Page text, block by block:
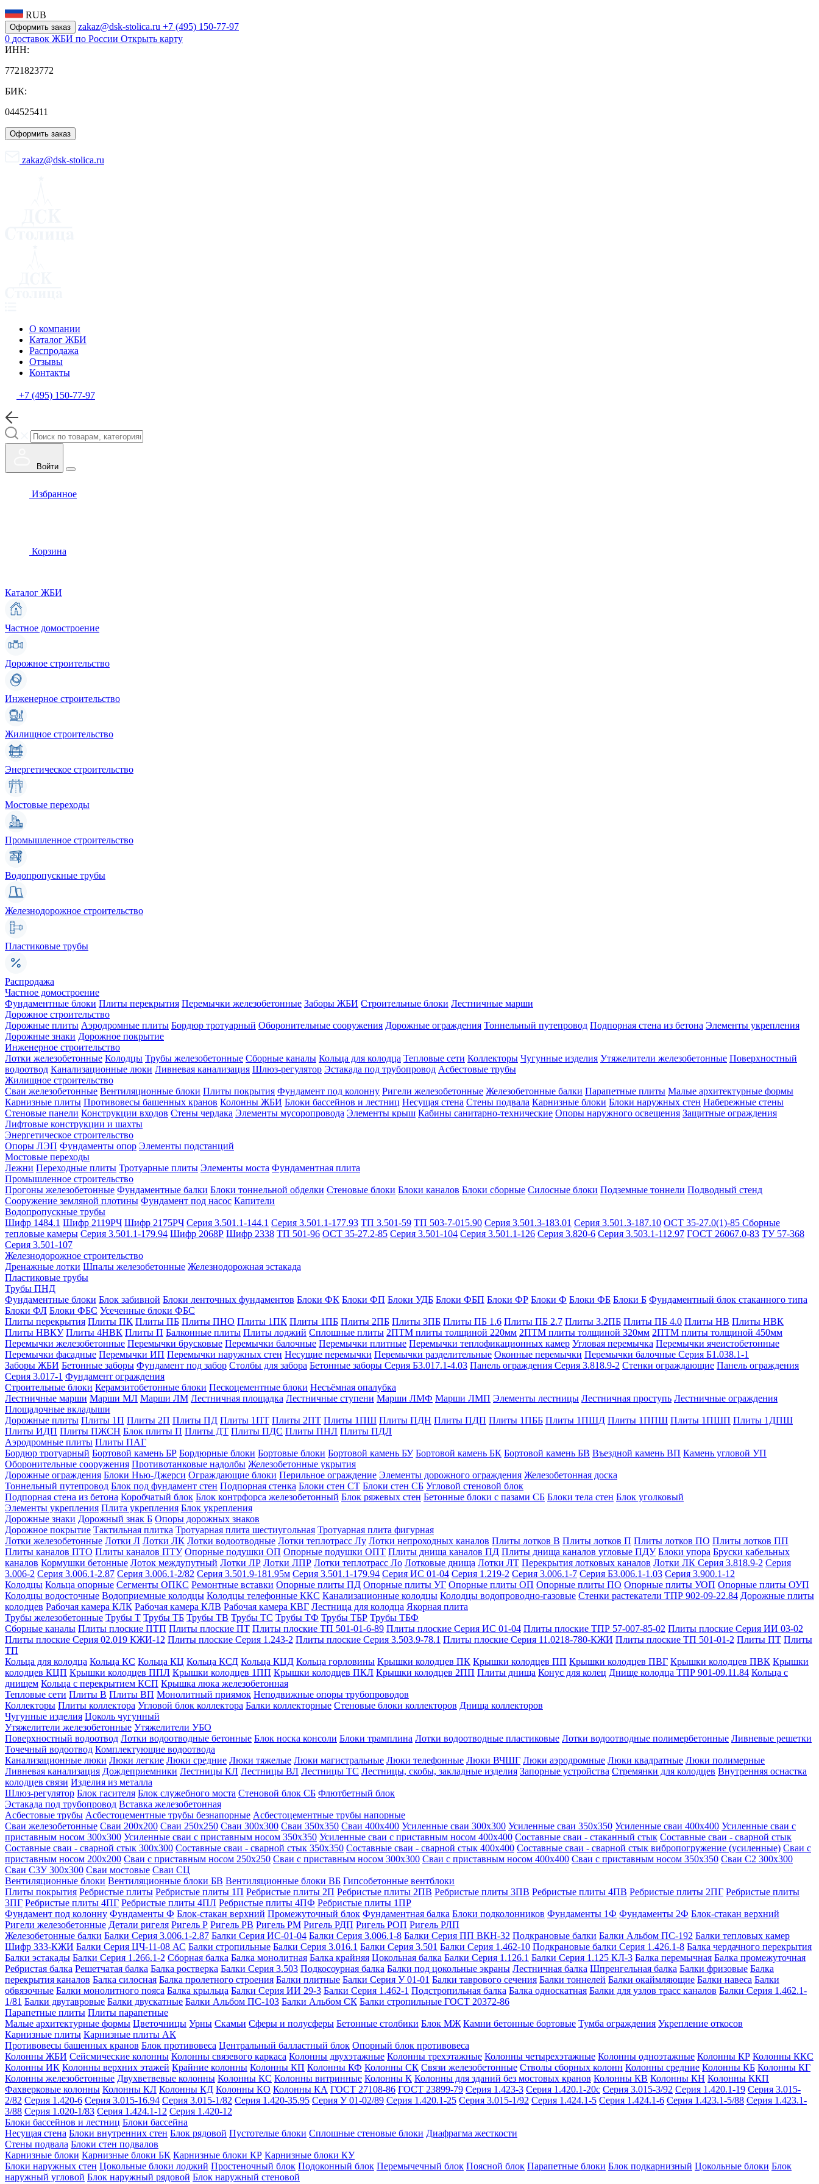
RUB
Оформить заказ zakaz@dsk-stolica.ru +7 (495) 150-77-97
0 доставок ЖБИ по России Открыть карту
ИНН:
7721823772
БИК:
044525411
Оформить заказ
zakaz@dsk-stolica.ru
О компании
Каталог ЖБИ
Распродажа
Отзывы
Контакты
+7 (495) 150-77-97
Войти
Избранное
Корзина
Каталог ЖБИ
Частное домостроение
Дорожное строительство
Инженерное строительство
Жилищное строительство
Энергетическое строительство
Мостовые переходы
Промышленное строительство
Водопропускные трубы
Железнодорожное строительство
Пластиковые трубы
Распродажа
Частное домостроение
Фундаментные блоки Плиты перекрытия Перемычки железобетонные Заборы ЖБИ Строительные блоки Лестничные марши
Дорожное строительство
Дорожные плиты Аэродромные плиты Бордюр тротуарный Оборонительные сооружения Дорожные ограждения Тоннельный путепровод Подпорная стена из бетона Элементы укрепления
Дорожные знаки Дорожное покрытие
Инженерное строительство
Лотки железобетонные Колодцы Трубы железобетонные Сборные каналы Кольца для колодца Тепловые сети Коллекторы Чугунные изделия Утяжелители железобетонные Поверхностный
водоотвод Канализационные люки Ливневая канализация Шлюз-регулятор Эстакада под трубопровод Асбестовые трубы
Жилищное строительство
Сваи железобетонные Вентиляционные блоки Плиты покрытия Фундамент под колонну Ригели железобетонные Железобетонные балки Парапетные плиты Малые архитектурные формы
Карнизные плиты Противовесы башенных кранов Колонны ЖБИ Блоки бассейнов и лестниц Несущая стена Стены подвала Карнизные блоки Блоки наружных стен Набережные стены
Стеновые панели Конструкции входов Стены чердака Элементы мусоропровода Элементы крыш Кабины санитарно-технические Опоры наружного освещения Защитные ограждения
Лифтовые конструкции и шахты
Энергетическое строительство
Опоры ЛЭП Фундаменты опор Элементы подстанций
Мостовые переходы
Лежни Переходные плиты Тротуарные плиты Элементы моста Фундаментная плита
Промышленное строительство
Прогоны железобетонные Фундаментные балки Блоки тоннельной обделки Стеновые блоки Блоки каналов Блоки сборные Силосные блоки Подземные тоннели Подводный стенд
Сооружение земляной плотины Фундамент под насос Капители
Водопропускные трубы
Шифр 1484.1 Шифр 2119РЧ Шифр 2175РЧ Серия 3.501.1-144.1 Серия 3.501.1-177.93 ТП 3.501-59 ТП 503-7-015.90 Серия 3.501.3-183.01 Серия 3.501.3-187.10 ОСТ 35-27.0(1)-85 Сборные
тепловые камеры Серия 3.501.1-179.94 Шифр 2068Р Шифр 2338 ТП 501-96 ОСТ 35-27.2-85 Серия 3.501-104 Серия 3.501.1-126 Серия 3.820-6 Серия 3.503.1-112.97 ГОСТ 26067.0-83 ТУ 57-368
Серия 3.501-107
Железнодорожное строительство
Дренажные лотки Шпалы железобетонные Железнодорожная эстакада
Пластиковые трубы
Трубы ПНД
Фундаментные блоки Блок забивной Блоки ленточных фундаментов Блоки ФК Блоки ФП Блоки УДБ Блоки ФБП Блоки ФР Блоки Ф Блоки ФБ Блоки Б Фундаментный блок стаканного типа
Блоки ФЛ Блоки ФБС Усеченные блоки ФБС
Плиты перекрытия Плиты ПК Плиты ПБ Плиты ПНО Плиты 1ПК Плиты 1ПБ Плиты 2ПБ Плиты 3ПБ Плиты ПБ 1.6 Плиты ПБ 2.7 Плиты 3.2ПБ Плиты ПБ 4.0 Плиты НВ Плиты НВК
Плиты НВКУ Плиты 4НВК Плиты П Балконные плиты Плиты лоджий Сплошные плиты 2ПТМ плиты толщиной 220мм 2ПТМ плиты толщиной 320мм 2ПТМ плиты толщиной 450мм
Перемычки железобетонные Перемычки брусковые Перемычки балочные Перемычки плитные Перемычки теплофикационных камер Угловая перемычка Перемычки ячеистобетонные
Перемычки фасадные Перемычки ИП Перемычки наружных стен Несущие перемычки Перемычки разделительные Оконные перемычки Перемычки балочные Серия Б1.038.1-1
Заборы ЖБИ Бетонные заборы Фундамент под забор Столбы для забора Бетонные заборы Серия Б3.017.1-4.03 Панель ограждения Серия 3.818.9-2 Стенки ограждающие Панель ограждения
Серия 3.017-1 Фундамент ограждения
Строительные блоки Керамзитобетонные блоки Пескоцементные блоки Несъёмная опалубка
Лестничные марши Марши МЛ Марши ЛМ Лестничная площадка Лестничные ступени Марши ЛМФ Марши ЛМП Элементы лестницы Лестничная проступь Лестничные ограждения
Площадочные вкладыши
Дорожные плиты Плиты 1П Плиты 2П Плиты ПД Плиты 1ПТ Плиты 2ПТ Плиты 1ПШ Плиты ПДН Плиты ПДП Плиты 1ПББ Плиты 1ПШД Плиты 1ППШ Плиты 1ПШП Плиты 1ДПШ
Плиты ИДП Плиты ПЖСН Блок плиты П Плиты ДТ Плиты ПДС Плиты ПНЛ Плиты ПДЛ
Аэродромные плиты Плиты ПАГ
Бордюр тротуарный Бортовой камень БР Бордюрные блоки Бортовые блоки Бортовой камень БУ Бортовой камень БК Бортовой камень БВ Въездной камень ВП Камень угловой УП
Оборонительные сооружения Противотанковые надолбы Железобетонные укрытия
Дорожные ограждения Блоки Нью-Джерси Ограждающие блоки Перильное ограждение Элементы дорожного ограждения Железобетонная доска
Тоннельный путепровод Блок под фундамент стен Подпорная стенка Блоки стен СТ Блоки стен СБ Угловой стеновой блок
Подпорная стена из бетона Коробчатый блок Блок контрфорса железобетонный Блок ряжевых стен Бетонные блоки с пазами СБ Блоки тела стен Блок уголковый
Элементы укрепления Плита укрепления Блок укрепления
Дорожные знаки Дорожный знак Б Опоры дорожных знаков
Дорожное покрытие Тактильная плитка Тротуарная плита шестиугольная Тротуарная плита фигурная
Лотки железобетонные Лотки Л Лотки ЛК Лотки водоотводные Лотки теплотрасс Лу Лотки непроходных каналов Плиты лотков В Плиты лотков П Плиты лотков ПО Плиты лотков ПП
Плиты каналов ПТО Плиты каналов ПТУ Опорные подушки ОП Опорные подушки ОПТ Плиты днища каналов ПД Плиты днища каналов угловые ПДУ Блоки упора Бруски кабельных
каналов Кормушки бетонные Лоток междупутный Лотки ЛР Лотки ЛПР Лотки теплотрасс Ло Лотковые днища Лотки ЛТ Перекрытия лотковых каналов Лотки ЛК Серия 3.818.9-2 Серия
3.006-2 Серия 3.006.1-2.87 Серия 3.006.1-2/82 Серия 3.501.9-181.95м Серия 3.501.1-179.94 Серия ИС 01-04 Серия 1.219-2 Серия 3.006.1-7 Серия Б3.006.1-1.03 Серия 3.900.1-12
Колодцы Кольца опорные Сегменты ОПКС Ремонтные вставки Опорные плиты ПД Опорные плиты УГ Опорные плиты ОП Опорные плиты ПО Опорные плиты УОП Опорные плиты ОУП
Колодцы водосточные Водоприемные колодцы Колодцы телефонные ККС Канализационные колодцы Колодцы водопроводно-газовые Стенки растекатели ТПР 902-09-22.84 Дорожные плиты
колодцев Рабочая камера КЛК Рабочая камера КЛВ Рабочая камера КВГ Лестница для колодца Якорная плита
Трубы железобетонные Трубы Т Трубы ТБ Трубы ТВ Трубы ТС Трубы ТФ Трубы ТБР Трубы ТБФ
Сборные каналы Плиты плоские ПТП Плиты плоские ПТ Плиты плоские ТП 501-01-6-89 Плиты плоские Серия ИС 01-04 Плиты плоские ТПР 57-007-85-02 Плиты плоские Серия ИИ 03-02
Плиты плоские Серия 02.019 КЖИ-12 Плиты плоские Серия 1.243-2 Плиты плоские Серия 3.503.9-78.1 Плиты плоские Серия 11.0218-780-КЖИ Плиты плоские ТП 501-01-2 Плиты ПТ Плиты
ТП
Кольца для колодца Кольца КС Кольца КЦ Кольца КСД Кольца КЦД Кольца горловины Крышки колодцев ПК Крышки колодцев ПП Крышки колодцев ПВГ Крышки колодцев ПВК Крышки
колодцев КЦП Крышки колодцев ППЛ Крышки колодцев 1ПП Крышки колодцев ПКЛ Крышки колодцев 2ПП Плиты днища Конус для колец Днище колодца ТПР 901-09.11.84 Кольца с
днищем Кольца с перекрытием КСП Крышка люка железобетонная
Тепловые сети Плиты В Плиты ВП Монолитный приямок Неподвижные опоры трубопроводов
Коллекторы Плиты коллектора Угловой блок коллектора Балки коллекторные Стеновые блоки коллекторов Днища коллекторов
Чугунные изделия Цоколь чугунный
Утяжелители железобетонные Утяжелители УБО
Поверхностный водоотвод Лотки водоотводные бетонные Блок носка консоли Блоки трамплина Лотки водоотводные пластиковые Лотки водоотводные полимербетонные Ливневые решетки
Точечный водоотвод Комплектующие водоотвода
Канализационные люки Люки легкие Люки средние Люки тяжелые Люки магистральные Люки телефонные Люки ВЧШГ Люки аэродромные Люки квадратные Люки полимерные
Ливневая канализация Дождеприемники Лестницы КЛ Лестницы ВЛ Лестницы ТС Лестницы, скобы, закладные изделия Запорные устройства Стремянки для колодцев Внутренняя оснастка
колодцев связи Изделия из металла
Шлюз-регулятор Блок гасителя Блок служебного моста Стеновой блок СБ Флютбетный блок
Эстакада под трубопровод Вставка железобетонная
Асбестовые трубы Асбестоцементные трубы безнапорные Асбестоцементные трубы напорные
Сваи железобетонные Сваи 200х200 Сваи 250х250 Сваи 300х300 Сваи 350х350 Сваи 400х400 Усиленные сваи 300х300 Усиленные сваи 350х350 Усиленные сваи 400х400 Усиленные сваи с
приставным носом 300х300 Усиленные сваи с приставным носом 350х350 Усиленные сваи с приставным носом 400х400 Составные сваи - стаканный стык Составные сваи - сварной стык
Составные сваи - сварной стык 300х300 Составные сваи - сварной стык 350х350 Составные сваи - сварной стык 400х400 Составные сваи - сварной стык вибропогружение (усиленные) Сваи с
приставным носом 200х200 Сваи с приставным носом 250х250 Сваи с приставным носом 300х300 Сваи с приставным носом 400х400 Сваи с приставным носом 350х350 Сваи С2 300х300
Сваи С3У 300х300 Сваи мостовые Сваи СЦ
Вентиляционные блоки Вентиляционные блоки БВ Вентиляционные блоки ВБ Гипсобетонные вентблоки
Плиты покрытия Ребристые плиты Ребристые плиты 1П Ребристые плиты 2П Ребристые плиты 2ПВ Ребристые плиты 3ПВ Ребристые плиты 4ПВ Ребристые плиты 2ПГ Ребристые плиты
3ПГ Ребристые плиты 4ПГ Ребристые плиты 4ПЛ Ребристые плиты 4ПФ Ребристые плиты 1ПР
Фундамент под колонну Фундаменты Ф Блок-стакан верхний Промежуточный блок Фундаментная балка Блоки подколонников Фундаменты 1Ф Фундаменты 2Ф Блок-стакан верхний
Ригели железобетонные Детали ригеля Ригель Р Ригель РВ Ригель РМ Ригель РДП Ригель РОП Ригель РЛП
Железобетонные балки Балки Серия 3.006.1-2.87 Балки Серия ИС-01-04 Балки Серия 3.006.1-8 Балки Серия ПП ВКН-32 Подкрановые балки Балки Альбом ПС-192 Балки тепловых камер
Шифр 333-КЖИ Балки Серия ЦЧ-11-08 АС Балки стропильные Балки Серия 3.016.1 Балки Серия 3.501 Балки Серия 1.462-10 Подкрановые балки Серия 1.426.1-8 Балка чердачного перекрытия
Балки эстакады Балки Серия 1.266.1-2 Сборная балка Балка монолитная Балка крайняя Цокольная балка Балки Серия 1.126.1 Балки Серия 1.125 КЛ-3 Балка перемычная Балка промежуточная
Ребристая балка Решетчатая балка Балка ростверка Балки Серия 3.503 Подкосоурная балка Балки под цокольные экраны Лестничная балка Шпренгельная балка Балки фризовые Балка
перекрытия каналов Балка силосная Балка пролетного строения Балки плитные Балки Серия У 01-01 Балки таврового сечения Балки тоннелей Балки окаймляющие Балки навеса Балки
обвязочные Балки монолитного пояса Балка крыльца Балки Серия ИИ 29-3 Балки Серия 1.462-1 Подстропильная балка Балка односкатная Балки для узлов трасс каналов Балки Серия 1.462.1-
1/81 Балки двутавровые Балки двускатные Балки Альбом ПС-103 Балки Альбом СК Балки стропильные ГОСТ 20372-86
Парапетные плиты Плиты парапетные
Малые архитектурные формы Цветочницы Урны Скамьи Сферы и полусферы Бетонные столбики Блок МЖ Камни бетонные бортовые Тумба ограждения Укрепление откосов
Карнизные плиты Карнизные плиты АК
Противовесы башенных кранов Блок противовеса Центральный балластный блок Опорный блок противовеса
Колонны ЖБИ Сейсмические колонны Колонны связевого каркаса Колонны двухэтажные Колонны трехэтажные Колонны четырехэтажные Колонны одноэтажные Колонны КР Колонны ККС
Колонны ИК Колонны верхних этажей Крайние колонны Колонны КП Колонны КФ Колонны СК Связи железобетонные Стволы сборных колонн Колонны средние Колонны КБ Колонны КГ
Колонны железобетонные Двухветвевые колонны Колонны КС Колонны витринные Колонны К Колонны для зданий без мостовых кранов Колонны КВ Колонны КН Колонны ККП
Фахверковые колонны Колонны КЛ Колонны КД Колонны КО Колонны КА ГОСТ 27108-86 ГОСТ 23899-79 Серия 1.423-3 Серия 1.420.1-20с Серия 3.015-3/92 Серия 1.420.1-19 Серия 3.015-
2/82 Серия 1.420-6 Серия 3.015-16.94 Серия 3.015-1/82 Серия 1.420-35.95 Серия У 01-02/89 Серия 1.420.1-25 Серия 3.015-1/92 Серия 1.424.1-5 Серия 1.424.1-6 Серия 1.423.1-5/88 Серия 1.423.1-
3/88 Серия 1.020-1/83 Серия 1.424.1-12 Серия 1.420-12
Блоки бассейнов и лестниц Блоки бассейна
Несущая стена Блоки внутренних стен Блок рядовой Пустотелые блоки Сплошные стеновые блоки Диафрагма жесткости
Стены подвала Блоки стен подвалов
Карнизные блоки Карнизные блоки БК Карнизные блоки КР Карнизные блоки КУ
Блоки наружных стен Цокольные блоки лоджий Простеночный блок Подоконный блок Перемычечный блок Поясной блок Парапетные блоки Блок подкарнизный Цокольные блоки Блок
наружный угловой Блок наружный рядовой Блок наружный стеновой